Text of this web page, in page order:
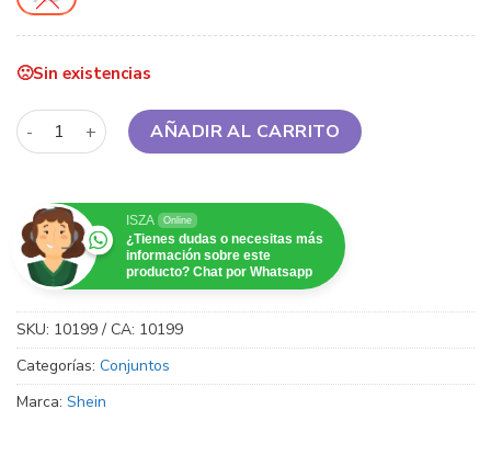
Sin existencias
Conjunto de blusa y short - Verde Oscuro cantidad
AÑADIR AL CARRITO
ISZA Online
¿Tienes dudas o necesitas más
información sobre este
producto? Chat por Whatsapp
SKU: 10199 / CA: 10199
Categorías: Conjuntos
Marca: Shein